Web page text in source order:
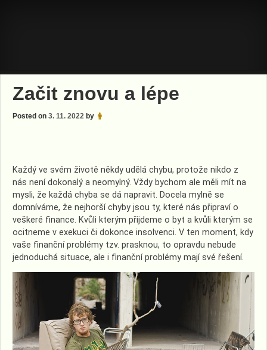
Začit znovu a lépe
Posted on 3. 11. 2022 by
Každý ve svém životě někdy udělá chybu, protože nikdo z
nás není dokonalý a neomylný. Vždy bychom ale měli mít na
mysli, že každá chyba se dá napravit. Docela mylně se
domníváme, že nejhorší chyby jsou ty, které nás připraví o
veškeré finance. Kvůli kterým přijdeme o byt a kvůli kterým se
ocitneme v exekuci či dokonce insolvenci. V ten moment, kdy
vaše finanční problémy tzv. prasknou, to opravdu nebude
jednoduchá situace, ale i finanční problémy mají své řešení.